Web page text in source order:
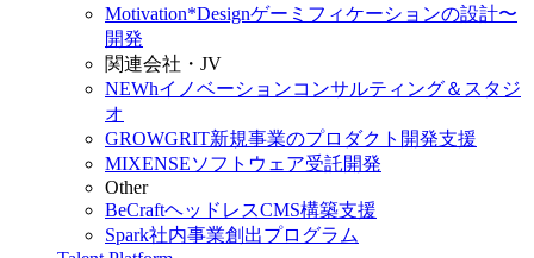
Motivation*Designゲーミフィケーションの設計〜
開発
関連会社・JV
NEWhイノベーションコンサルティング＆スタジ
オ
GROWGRIT新規事業のプロダクト開発支援
MIXENSEソフトウェア受託開発
Other
BeCraftヘッドレスCMS構築支援
Spark社内事業創出プログラム